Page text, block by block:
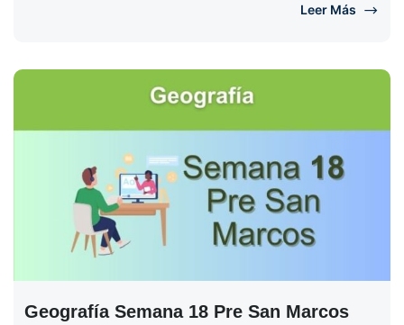
Leer Más
Geografía Semana 18 Pre San Marcos